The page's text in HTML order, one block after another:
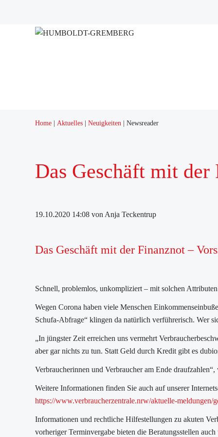
Home Aktuelles Neuigkeiten Newsreader
Das Geschäft mit der
19.10.2020 14:08 von Anja Teckentrup
Das Geschäft mit der Finanznot –
Schnell, problemlos, unkompliziert – mit solchen
Wegen Corona haben viele Menschen
Schufa-Abfrage“ klingen da natürlich verführerisch. Wer
„In jüngster Zeit erreichen uns vermehrt
aber gar nichts zu tun. Statt Geld durch Kredit gibt es
Verbraucherinnen und Verbraucher am Ende
Weitere Informationen finden Sie auch auf unserer
https://www.verbraucherzentrale.nrw/aktuelle-
Informationen und rechtliche Hilfestellungen zu akuten
vorheriger Terminvergabe bieten die Beratungsstellen